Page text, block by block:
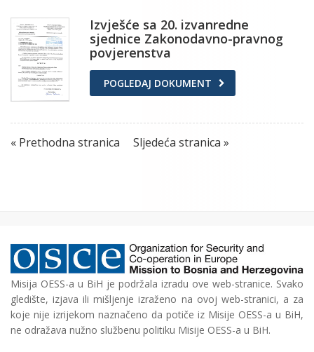
Izvješće sa 20. izvanredne
sjednice Zakonodavno-pravnog
povjerenstva
POGLEDAJ DOKUMENT
« Prethodna stranica Sljedeća stranica »
Misija OESS-a u BiH je podržala izradu ove web-stranice. Svako
gledište, izjava ili mišljenje izraženo na ovoj web-stranici, a za
koje nije izrijekom naznačeno da potiče iz Misije OESS-a u BiH,
ne odražava nužno službenu politiku Misije OESS-a u BiH.